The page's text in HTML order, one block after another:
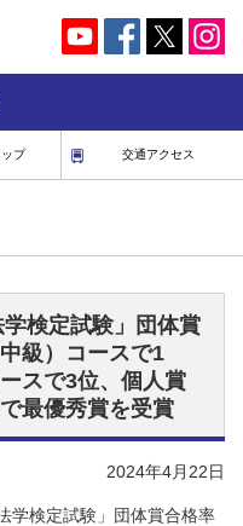
プ 交通アクセス
検定試験」団体賞
級）コースで1
スで3位、個人賞
最優秀賞を受賞
2024年4月22日
学検定試験」団体賞合格率